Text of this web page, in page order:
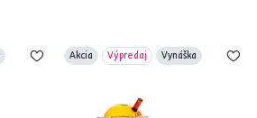
Akcia Výpredaj Vynáška